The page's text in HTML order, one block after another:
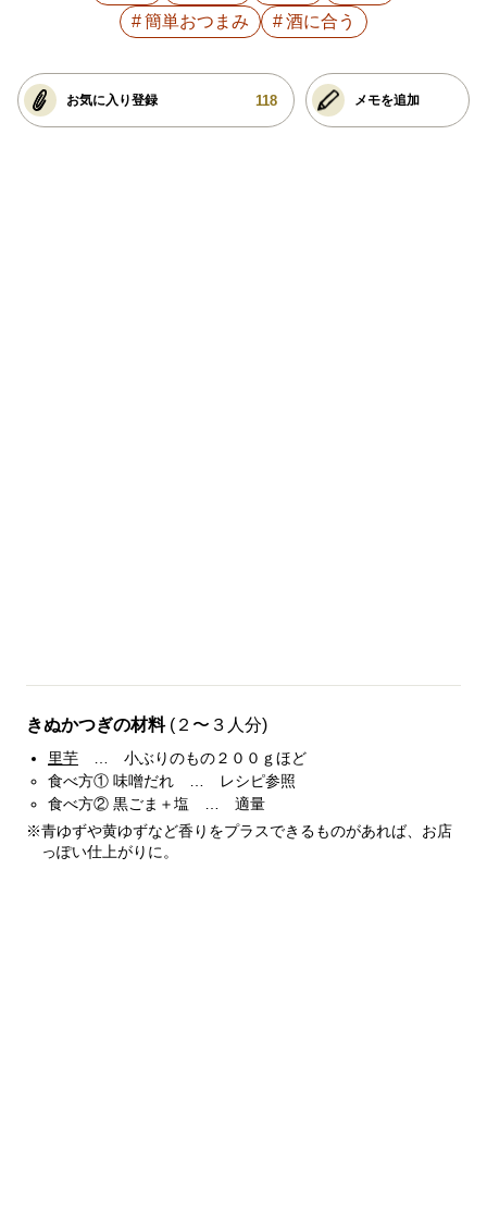
簡単おつまみ
酒に合う
お気に入り登録 118 メモを追加
きぬかつぎの材料 (２〜３人分)
里芋 … 小ぶりのもの２００ｇほど
食べ方① 味噌だれ … レシピ参照
食べ方② 黒ごま＋塩 … 適量
※青ゆずや黄ゆずなど香りをプラスできるものがあれば、お店
っぽい仕上がりに。